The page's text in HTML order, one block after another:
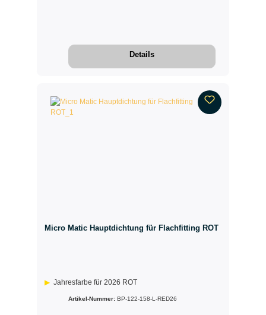
Details
Micro Matic Hauptdichtung für Flachfitting ROT
Jahresfarbe für 2026 ROT
Artikel-Nummer: BP-122-158-L-RED26